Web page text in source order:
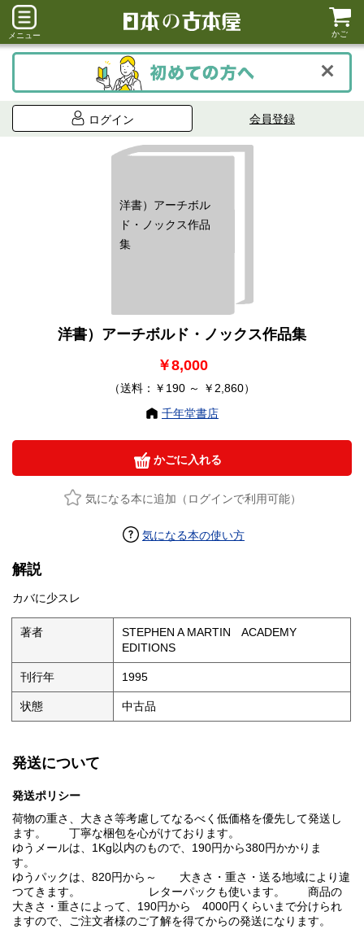
メニュー かご
ログイン 会員登録
洋書）アーチボル
ド・ノックス作品
集
洋書）アーチボルド・ノックス作品集
￥8,000
（送料：￥190 ～ ￥2,860）
千年堂書店
かごに入れる
気になる本に追加（ログインで利用可能）
気になる本の使い方
解説
カバに少スレ
著者
STEPHEN A MARTIN ACADEMY
EDITIONS
刊行年 1995
状態 中古品
発送について
発送ポリシー
荷物の重さ、大きさ等考慮してなるべく低価格を優先して発送し
ます。 丁寧な梱包を心がけております。
ゆうメールは、1Kg以内のもので、190円から380円かかりま
す。
ゆうパックは、820円から～ 大きさ・重さ・送る地域により違
つてきます。 レターパックも使います。 商品の
大きさ・重さによって、190円から 4000円くらいまで分けられ
ますので、ご注文者様のご了解を得てからの発送になります。